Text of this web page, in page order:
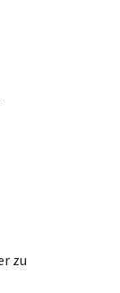
zu